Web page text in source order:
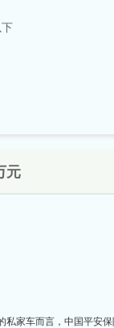
元
私家车而言，中国平安